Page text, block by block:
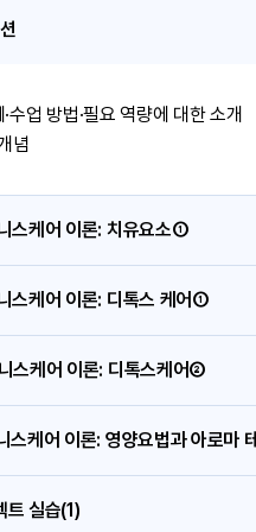
수업 방법·필요 역량에 대한 소개
념
스케어 이론: 치유요소①
스케어 이론: 디톡스 케어①
스케어 이론: 디톡스케어②
스케어 이론: 영양요법과 아로마
트 실습(1)